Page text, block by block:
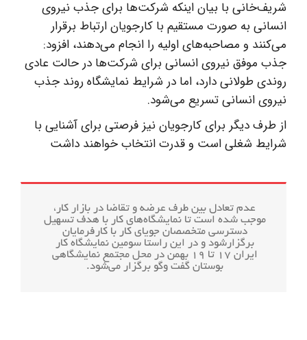
شریف‌خانی با بیان اینکه شرکت‌ها برای جذب نیروی
انسانی به صورت مستقیم با کارجویان ارتباط برقرار
می‌کنند و مصاحبه‌های اولیه را انجام می‌دهند، افزود:
جذب موفق نیروی انسانی برای شرکت‌ها در حالت عادی
روندی طولانی دارد، اما در شرایط نمایشگاه روند جذب
نیروی انسانی تسریع می‌شود.
از طرف دیگر برای کارجویان نیز فرصتی برای آشنایی با
شرایط شغلی است و قدرت انتخاب خواهند داشت
عدم تعادل بین طرف عرضه و تقاضا در بازار کار،
موجب شده است تا نمایشگاه‌های کار با هدف تسهیل
دسترسی متخصصان جویای کار با کارفرمایان
برگزارشود و در این راستا سومین نمایشگاه کار
ایران ۱۷ تا ۱۹ بهمن در محل مجتمع نمایشگاهی
بوستان گفت وگو برگزار می‌شود.